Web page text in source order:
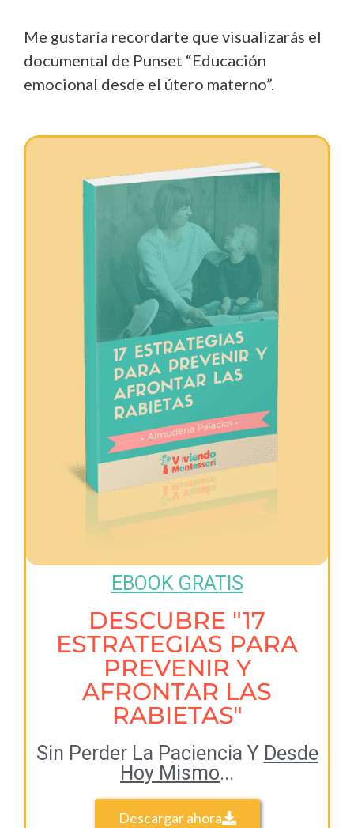
Me gustaría recordarte que visualizarás el
documental de Punset “Educación
emocional desde el útero materno”.
EBOOK GRATIS
DESCUBRE "17
ESTRATEGIAS PARA
PREVENIR Y
AFRONTAR LAS
RABIETAS"
Sin Perder La Paciencia Y Desde
Hoy Mismo...
Descargar ahora